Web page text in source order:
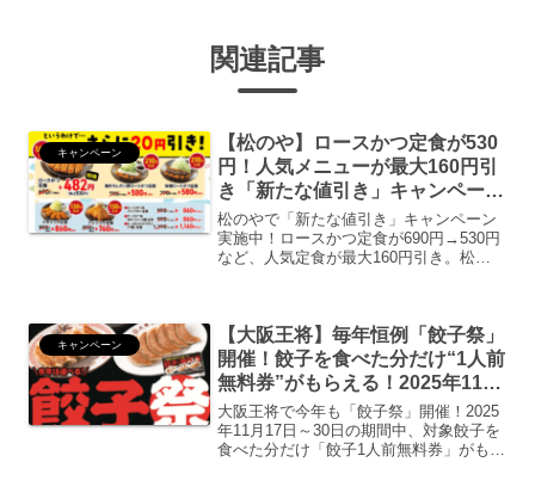
関連記事
キャンペーン
【松のや】ロースかつ定食が530
円！人気メニューが最大160円引
き「新たな値引き」キャンペーン
開催中【クーポンの使い方も解
説】
松のやで「新たな値引き」キャンペーン
実施中！ロースかつ定食が690円→530円
など、人気定食が最大160円引き。松の
キャンペーン
【大阪王将】毎年恒例「餃子祭」
開催！餃子を食べた分だけ“1人前
無料券”がもらえる！2025年11月
17日(月)～30日(日)
大阪王将で今年も「餃子祭」開催！2025
年11月17日～30日の期間中、対象餃子を
食べた分だけ「餃子1人前無料券」がもら